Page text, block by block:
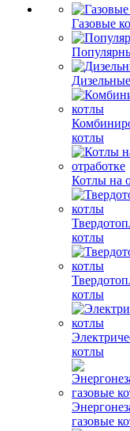
Газовые
котлы
Котлы на
котлы
котлы
котлы
газовые